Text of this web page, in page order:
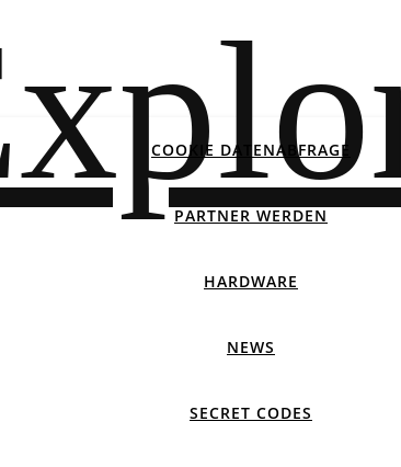
COOKIE DATENABFRAGE
PARTNER WERDEN
HARDWARE
NEWS
SECRET CODES